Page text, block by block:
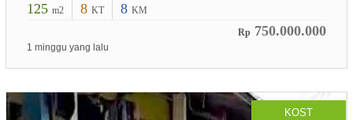
125 m2 8 KT 8 KM
Rp 750.000.000
1 minggu yang lalu
KOST